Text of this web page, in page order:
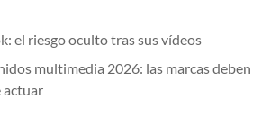
el riesgo oculto tras sus vídeos
multimedia 2026: las marcas deben
actuar